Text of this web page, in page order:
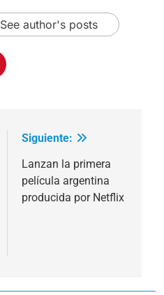
See author's posts
Siguiente:
Lanzan la primera
película argentina
producida por Netflix